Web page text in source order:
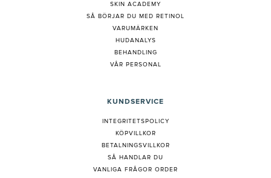
SKIN ACADEMY
SÅ BÖRJAR DU MED RETINOL
VARUMÄRKEN
HUDANALYS
BEHANDLING
VÅR PERSONAL
KUNDSERVICE
INTEGRITETSPOLICY
KÖPVILLKOR
BETALNINGSVILLKOR
SÅ HANDLAR DU
VANLIGA FRÅGOR ORDER